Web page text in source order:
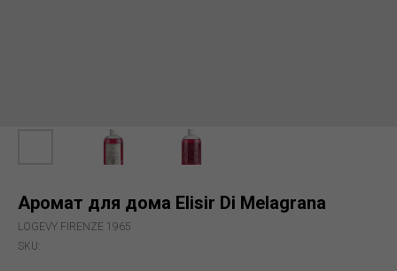
Аромат для дома Elisir Di Melagrana
LOGEVY FIRENZE 1965
SKU: